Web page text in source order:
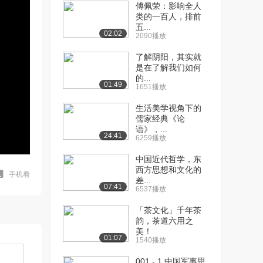
手机看
02:02
傅佩荣：影响全人
类的一百人，排前
五...
2090播放
01:49
了解阴阳，其实就
是在了解我们如何
的...
1651播放
24:41
生活美学视角下的
儒家经典《论
语》，...
6259播放
07:41
中国近代哲学，东
西方思想和文化的
差...
6537播放
01:07
「茶文化」千年茶
韵，茶道六用之
美！
1540播放